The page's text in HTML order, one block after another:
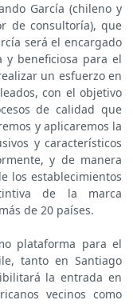
García (chileno y
de consultoría), que
será el encargado
beneficiosa para el
un esfuerzo en
con el objetivo
de calidad que
y aplicaremos la
y característicos
y de manera
los establecimientos
de la marca
de 20 países.
plataforma para el
tanto en Santiago
la entrada en
vecinos como